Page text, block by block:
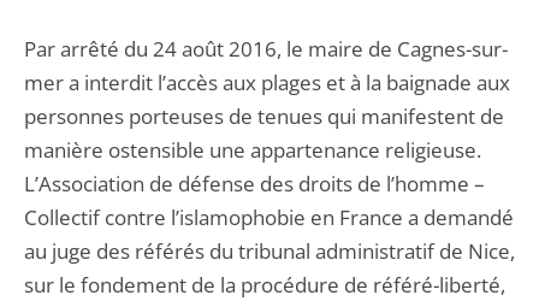
Par arrêté du 24 août 2016, le maire de Cagnes-sur-
mer a interdit l’accès aux plages et à la baignade aux
personnes porteuses de tenues qui manifestent de
manière ostensible une appartenance religieuse.
L’Association de défense des droits de l’homme –
Collectif contre l’islamophobie en France a demandé
au juge des référés du tribunal administratif de Nice,
sur le fondement de la procédure de référé-liberté,